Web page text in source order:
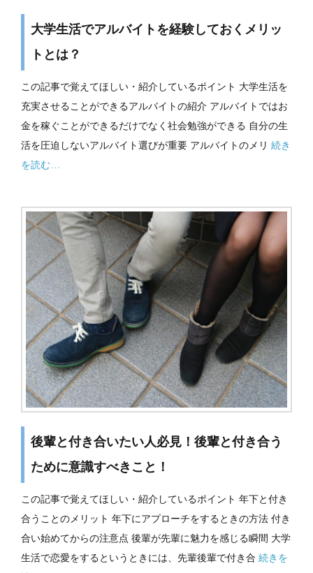
大学生活でアルバイトを経験しておくメリッ
トとは？
この記事で覚えてほしい・紹介しているポイント 大学生活を
充実させることができるアルバイトの紹介 アルバイトではお
金を稼ぐことができるだけでなく社会勉強ができる 自分の生
活を圧迫しないアルバイト選びが重要 アルバイトのメリ 続き
を読む…
後輩と付き合いたい人必見！後輩と付き合う
ために意識すべきこと！
この記事で覚えてほしい・紹介しているポイント 年下と付き
合うことのメリット 年下にアプローチをするときの方法 付き
合い始めてからの注意点 後輩が先輩に魅力を感じる瞬間 大学
生活で恋愛をするというときには、先輩後輩で付き合 続きを